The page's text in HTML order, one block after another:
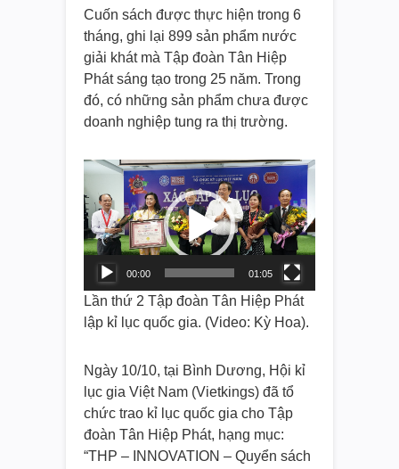
Cuốn sách được thực hiện trong 6
tháng, ghi lại 899 sản phẩm nước
giải khát mà Tập đoàn Tân Hiệp
Phát sáng tạo trong 25 năm. Trong
đó, có những sản phẩm chưa được
doanh nghiệp tung ra thị trường.
Video
Player
00:00 01:05
Lần thứ 2 Tập đoàn Tân Hiệp Phát
lập kỉ lục quốc gia. (Video: Kỳ Hoa).
Ngày 10/10, tại Bình Dương, Hội kỉ
lục gia Việt Nam (Vietkings) đã tổ
chức trao kỉ lục quốc gia cho Tập
đoàn Tân Hiệp Phát, hạng mục:
“THP – INNOVATION – Quyển sách